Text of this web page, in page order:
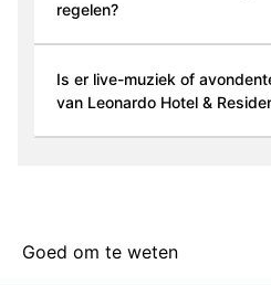
regelen?
Is er live-muziek of
van Leonardo Hotel &
Goed om te weten